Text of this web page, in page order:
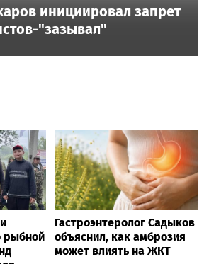
инициировал запрет
"зазывал"
рыбной
Гастроэнтеролог Садыков
объяснил, как амброзия
может влиять на ЖКТ